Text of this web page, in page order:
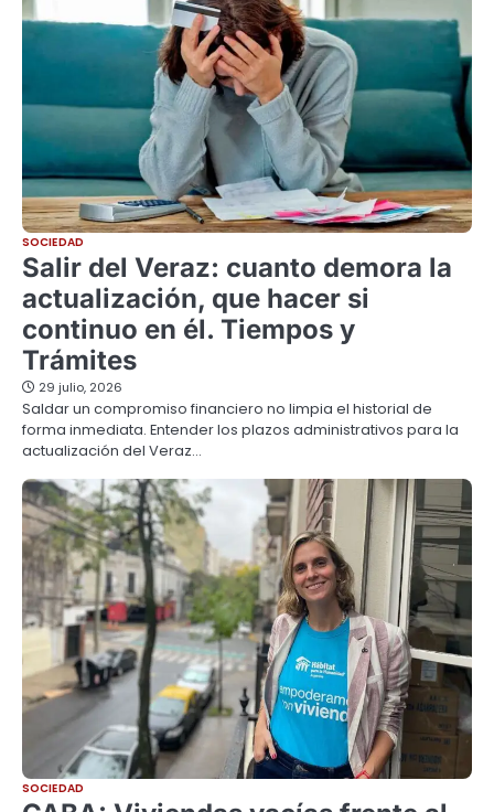
SOCIEDAD
Salir del Veraz: cuanto demora la
actualización, que hacer si
continuo en él. Tiempos y
Trámites
29 julio, 2026
Saldar un compromiso financiero no limpia el historial de
forma inmediata. Entender los plazos administrativos para la
actualización del Veraz…
SOCIEDAD